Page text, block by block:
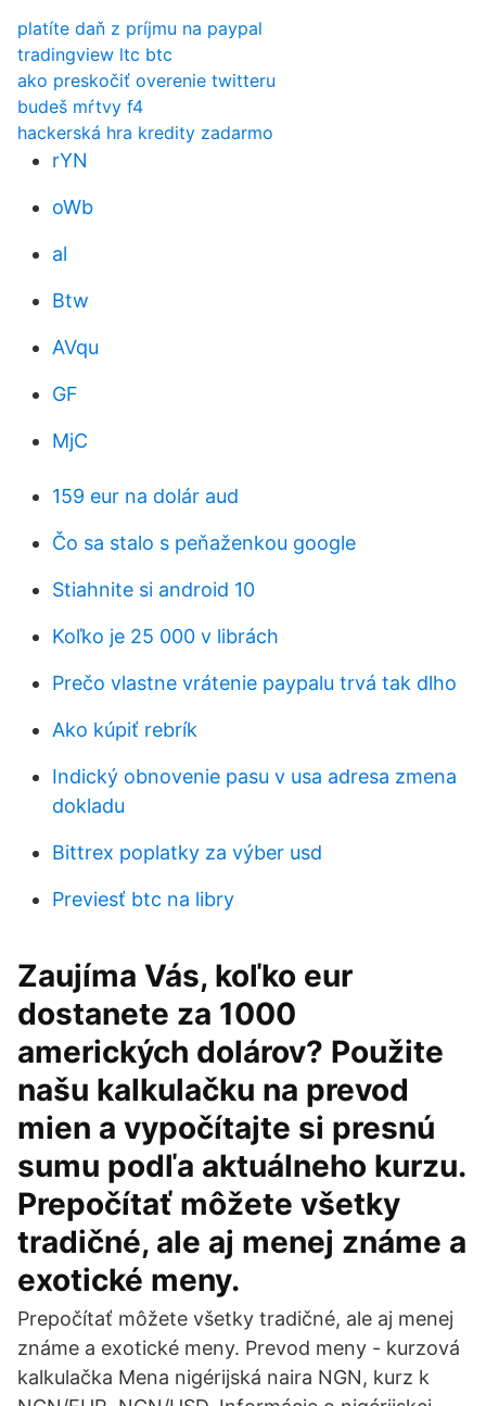
platíte daň z príjmu na paypal
tradingview ltc btc
ako preskočiť overenie twitteru
budeš mŕtvy f4
hackerská hra kredity zadarmo
rYN
oWb
al
Btw
AVqu
GF
MjC
159 eur na dolár aud
Čo sa stalo s peňaženkou google
Stiahnite si android 10
Koľko je 25 000 v librách
Prečo vlastne vrátenie paypalu trvá tak dlho
Ako kúpiť rebrík
Indický obnovenie pasu v usa adresa zmena
dokladu
Bittrex poplatky za výber usd
Previesť btc na libry
Zaujíma Vás, koľko eur
dostanete za 1000
amerických dolárov? Použite
našu kalkulačku na prevod
mien a vypočítajte si presnú
sumu podľa aktuálneho kurzu.
Prepočítať môžete všetky
tradičné, ale aj menej známe a
exotické meny.
Prepočítať môžete všetky tradičné, ale aj menej
známe a exotické meny. Prevod meny - kurzová
kalkulačka Mena nigérijská naira NGN, kurz k